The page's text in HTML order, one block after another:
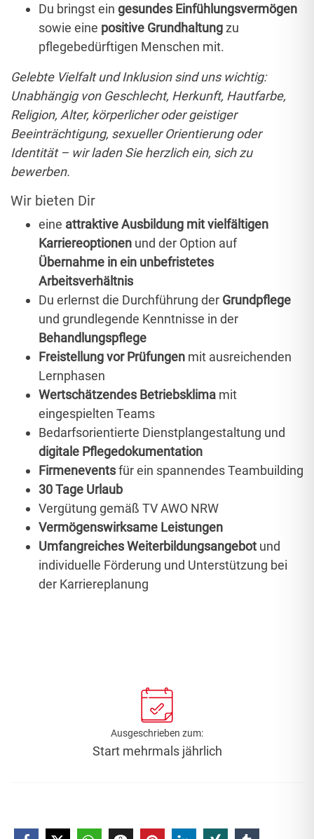
Du bringst ein gesundes Einfühlungsvermögen
sowie eine positive Grundhaltungzu
pflegebedürftigen Menschen mit.
Gelebte Vielfalt und Inklusion sind uns wichtig:
Unabhängig von Geschlecht, Herkunft, Hautfarbe,
Religion, Alter, körperlicher oder geistiger
Beeinträchtigung, sexueller Orientierung oder
Identität – wir laden Sie herzlich ein, sich zu
bewerben.
Wir bieten Dir
eine attraktive Ausbildung mit vielfältigen
Karriereoptionen und der Option auf
Übernahme in ein unbefristetes
Arbeitsverhältnis
Du erlernst die Durchführung der Grundpflege
und grundlegende Kenntnisse in der
Behandlungspflege
Freistellung vor Prüfungen mit ausreichenden
Lernphasen
Wertschätzendes Betriebsklima mit
eingespielten Teams
Bedarfsorientierte Dienstplangestaltung und
digitale Pflegedokumentation
Firmeneventsfür ein spannendes Teambuilding
30 Tage Urlaub
Vergütung gemäß TV AWO NRW
Vermögenswirksame Leistungen
Umfangreiches Weiterbildungsangebot und
individuelle Förderung und Unterstützung bei
der Karriereplanung
Ausgeschrieben zum:
Start mehrmals jährlich